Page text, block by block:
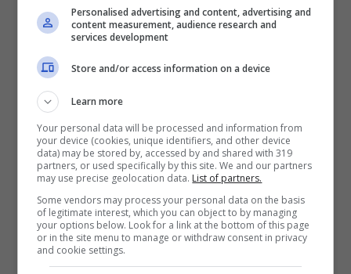
attivissimi.
Secondo alcune voci di corridoi i due si
sarebbero lasciati per una
tronista, spinto dal fatto che sua madre e i
suoi amici non avrebberovisto di buon
occhio Cristina . Intervenuto sui social,
Gianmarco ha chiarito le cose,
confermandosi di essersi lasciato
effettivamente con la compagna, ma
palesando un certo disappunto per i
Personalised advertising and content, advertising and
content measurement, audience research and
services development
Store and/or access information on a device
Learn more
Your personal data will be processed and information from
your device (cookies, unique identifiers, and other device
data) may be stored by, accessed by and shared with 319
partners, or used specifically by this site. We and our partners
may use precise geolocation data. List of partners.
Some vendors may process your personal data on the basis
of legitimate interest, which you can object to by managing
your options below. Look for a link at the bottom of this page
or in the site menu to manage or withdraw consent in privacy
and cookie settings.